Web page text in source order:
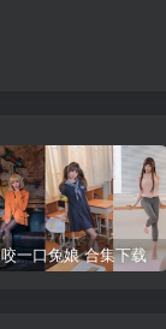
咬一口兔娘 合集下载